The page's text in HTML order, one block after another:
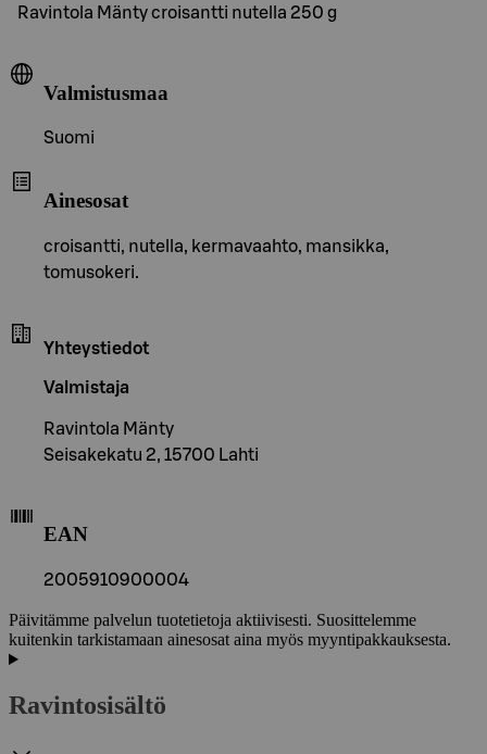
Ravintola Mänty croisantti nutella 250 g
Valmistusmaa
Suomi
Ainesosat
croisantti, nutella, kermavaahto, mansikka,
tomusokeri.
Yhteystiedot
Valmistaja
Ravintola Mänty
Seisakekatu 2, 15700 Lahti
EAN
2005910900004
Päivitämme palvelun tuotetietoja aktiivisesti. Suosittelemme
kuitenkin tarkistamaan ainesosat aina myös myyntipakkauksesta.
Ravintosisältö